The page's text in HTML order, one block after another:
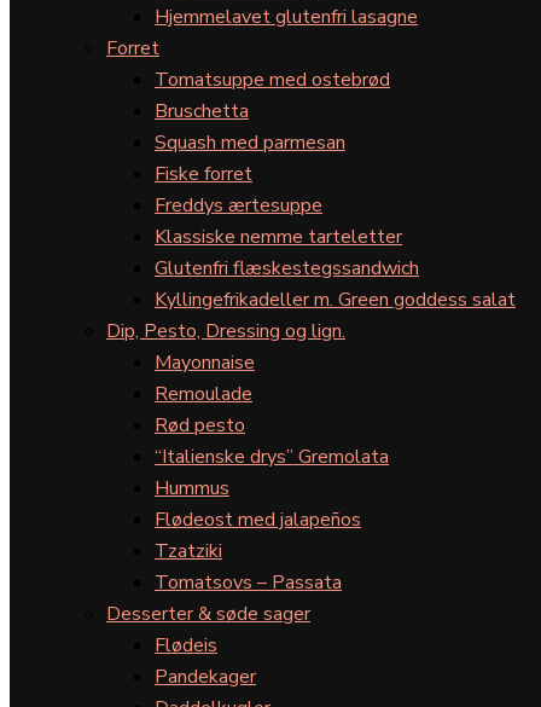
Hjemmelavet glutenfri lasagne
Forret
Tomatsuppe med ostebrød
Bruschetta
Squash med parmesan
Fiske forret
Freddys ærtesuppe
Klassiske nemme tarteletter
Glutenfri flæskestegssandwich
Kyllingefrikadeller m. Green goddess salat
Dip, Pesto, Dressing og lign.
Mayonnaise
Remoulade
Rød pesto
“Italienske drys” Gremolata
Hummus
Flødeost med jalapeños
Tzatziki
Tomatsovs – Passata
Desserter & søde sager
Flødeis
Pandekager